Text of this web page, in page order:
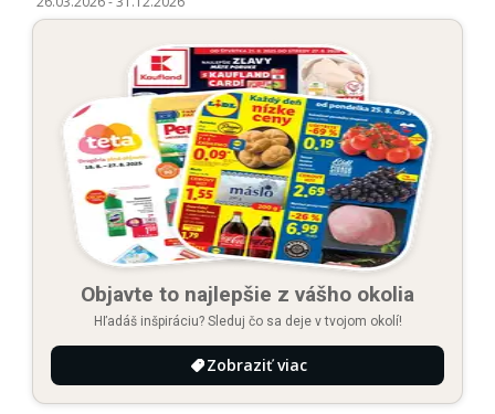
Objavte to najlepšie z vášho okolia
Hľadáš inšpiráciu? Sleduj čo sa deje v tvojom okolí!
Zobraziť viac